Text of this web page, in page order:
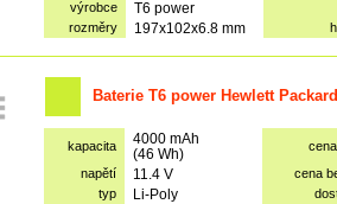
výrobce
T6 power
rozměry 197x102x6.8 mm
Baterie T6 power Hewlett
kapacita
4000 mAh
(46 Wh)
napětí
11.4 V
cena
typ
Li-Poly